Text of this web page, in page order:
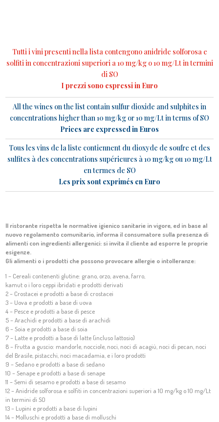
Tutti i vini presenti nella lista contengono anidride solforosa e
solfiti in concentrazioni superiori a 10 mg/kg o 10 mg/Lt in termini
di SO
I prezzi sono espressi in Euro
All the wines on the list contain sulfur dioxide and sulphites in
concentrations higher than 10 mg/kg or 10 mg/Lt in terms of SO
Prices are expressed in Euros
Tous les vins de la liste contiennent du dioxyde de soufre et des
sulfites à des concentrations supérieures à 10 mg/kg ou 10 mg/Lt
en termes de SO
Les prix sont exprimés en Euro
Il ristorante rispetta le normative igienico sanitarie in vigore, ed in base al
nuovo regolamento comunitario, informa il consumatore sulla presenza di
alimenti con ingredienti allergenici: si invita il cliente ad esporre le proprie
esigenze.
Gli alimenti o i prodotti che possono provocare allergie o intolleranze:
1 – Cereali contenenti glutine: grano, orzo, avena, farro,
kamut o i loro ceppi ibridati e prodotti derivati
2 – Crostacei e prodotti a base di crostacei
3 – Uova e prodotti a base di uova
4 – Pesce e prodotti a base di pesce
5 – Arachidi e prodotti a base di arachidi
6 – Soia e prodotti a base di soia
7 – Latte e prodotti a base di latte (incluso lattosio)
8 – Frutta a guscio: mandorle, nocciole, noci, noci di acagiù, noci di pecan, noci
del Brasile, pistacchi, noci macadamia, e i loro prodotti
9 – Sedano e prodotti a base di sedano
10 – Senape e prodotti a base di senape
11 – Semi di sesamo e prodotti a base di sesamo
12 – Anidride solforosa e solfiti in concentrazioni superiori a 10 mg/kg o 10 mg/Lt
in termini di SO
13 – Lupini e prodotti a base di lupini
14 – Molluschi e prodotti a base di molluschi